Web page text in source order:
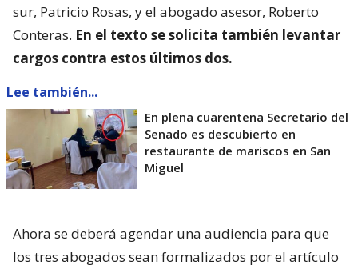
sur, Patricio Rosas, y el abogado asesor, Roberto
Conteras. En el texto se solicita también levantar
cargos contra estos últimos dos.
Lee también...
En plena cuarentena Secretario del
Senado es descubierto en
restaurante de mariscos en San
Miguel
Ahora se deberá agendar una audiencia para que
los tres abogados sean formalizados por el artículo